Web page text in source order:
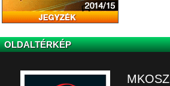
OLDALTÉRKÉP
MKOSZ